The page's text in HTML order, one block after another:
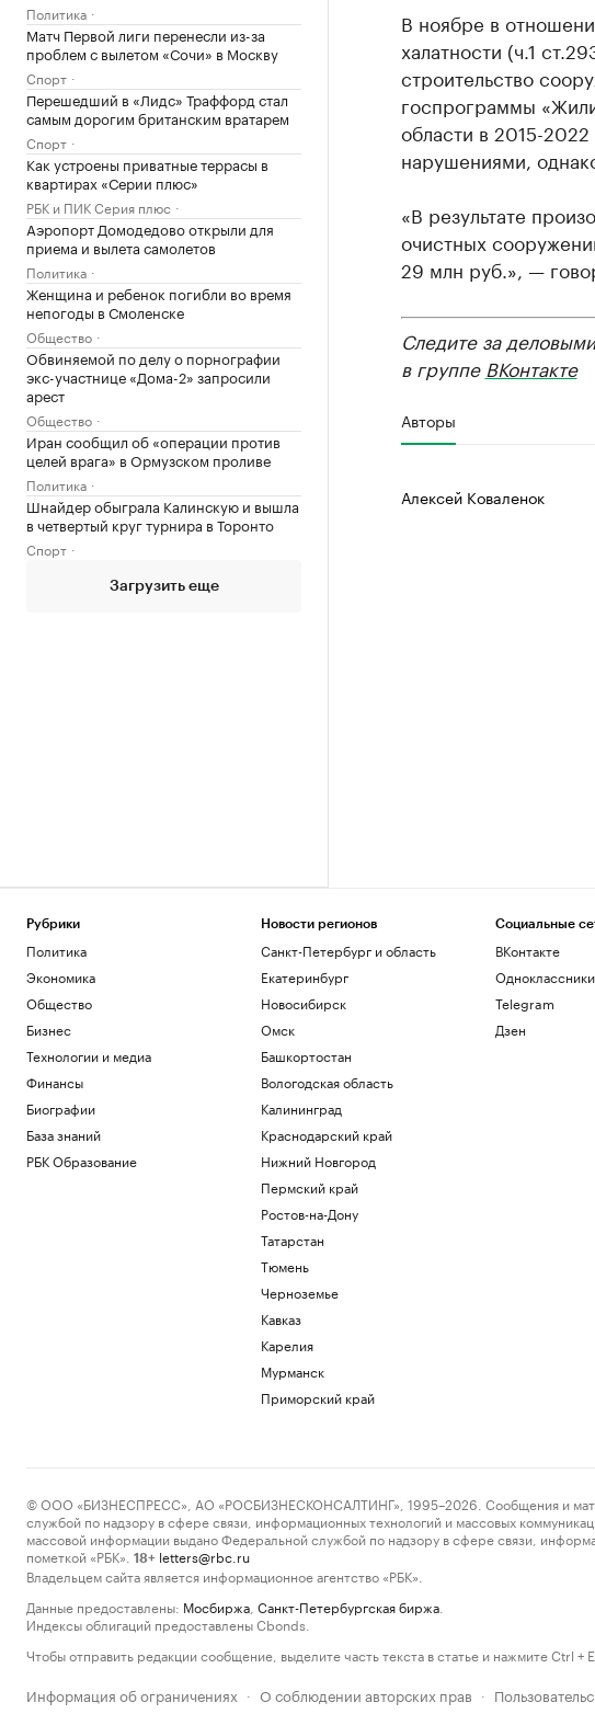
Политика
Матч Первой лиги перенесли из-за
проблем с вылетом «Сочи» в Москву
Спорт
Перешедший в «Лидс» Траффорд стал
самым дорогим британским вратарем
Спорт
Как устроены приватные террасы в
квартирах «Серии плюс»
РБК и ПИК Серия плюс
Аэропорт Домодедово открыли для
приема и вылета самолетов
Политика
Женщина и ребенок погибли во время
непогоды в Смоленске
Общество
Обвиняемой по делу о порнографии
экс-участнице «Дома-2» запросили
арест
Общество
Иран сообщил об «операции против
целей врага» в Ормузском проливе
Политика
Шнайдер обыграла Калинскую и вышла
в четвертый круг турнира в Торонто
Спорт
Загрузить еще
В ноябре в
халатности (ч.1
строительство
госпрограммы
области в 2015-2022
нарушениями,
«В результате
очистных
29 млн руб.», —
Следите за
в группе ВКонтакте
Авторы
Алексей Коваленок
Рубрики
Политика
Экономика
Общество
Бизнес
Технологии и медиа
Финансы
Биографии
База знаний
РБК Образование
Новости регионов
Санкт-Петербург и область
Екатеринбург
Новосибирск
Омск
Башкортостан
Вологодская область
Калининград
Краснодарский край
Нижний Новгород
Пермский край
Ростов-на-Дону
Татарстан
Тюмень
Черноземье
Кавказ
Карелия
Мурманск
Приморский край
Социальные
ВКонтакте
Одноклассники
Telegram
Дзен
© ООО «БИЗНЕСПРЕСС», АО «РОСБИЗНЕСКОНСАЛТИНГ», 1995–2026. Сообщения и
службой по надзору в сфере связи, информационных технологий и массовых
массовой информации выдано Федеральной службой по надзору в сфере связи,
пометкой «РБК».
18+ letters@rbc.ru
Владельцем сайта является информационное агентство «РБК».
Данные предоставлены: Мосбиржа Санкт-Петербургская биржа
Индексы облигаций предоставлены Cbonds.
Чтобы отправить редакции сообщение, выделите часть текста в статье и нажмите Ctrl +
Информация об ограничениях · О соблюдении авторских прав ·